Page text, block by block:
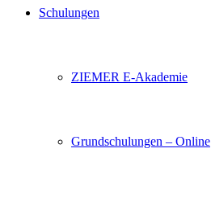
Schulungen
ZIEMER E-Akademie
Grundschulungen – Online